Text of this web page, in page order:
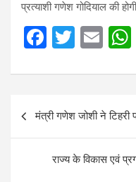
प्रत्याशी गणेश गोदियाल की
F
ce
b
o
o
T
tt
er
E
ail
Post
navigation
मंत्री गणेश जोशी ने टिहरी
राज्य के विकास एवं